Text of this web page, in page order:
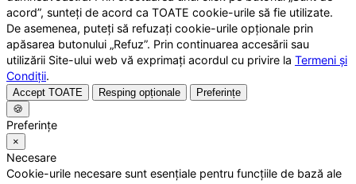
acord”, sunteți de acord ca TOATE cookie-urile să fie utilizate.
De asemenea, puteți să refuzați cookie-urile opționale prin
apăsarea butonului „Refuz”. Prin continuarea accesării sau
utilizării Site-ului web vă exprimați acordul cu privire la Termeni și
Condiții.
Accept TOATE Resping opționale
Preferințe
🍪
Preferințe
×
Necesare
Cookie-urile necesare sunt esențiale pentru funcțiile de bază ale